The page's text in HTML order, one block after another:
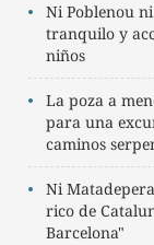
Ni Poblenou
tranquilo y
niños
La poza a
para una
caminos
Ni
rico de
Barcelona"